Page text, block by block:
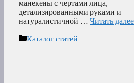
манекены с чертами лица,
детализированными руками и
натуралистичной … Читать далее
Рубрики
Каталог статей